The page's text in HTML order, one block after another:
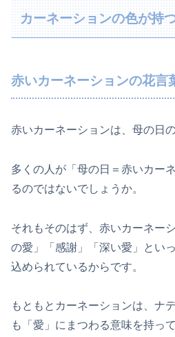
カーネーションの色が持
赤いカーネーションの花言
赤いカーネーションは、母の日
多くの人が「母の日＝赤いカー
るのではないでしょうか。
それもそのはず、赤いカーネー
の愛」「感謝」「深い愛」とい
込められているからです。
もともとカーネーションは、ナ
も「愛」にまつわる意味を持っ